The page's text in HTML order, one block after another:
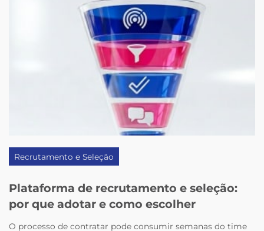
Recrutamento e Seleção
Plataforma de recrutamento e seleção:
por que adotar e como escolher
O processo de contratar pode consumir semanas do time